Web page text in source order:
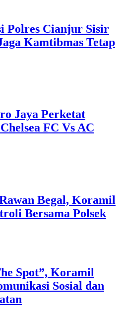
Polres Cianjur Sisir
Kamtibmas Tetap
Jaya Perketat
FC Vs AC
Begal, Koramil
Bersama Polsek
Spot”, Koramil
Sosial dan